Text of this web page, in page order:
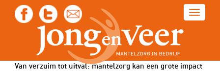
Toggle
Toolkit ‘Mantelzorg op
het werk’
Van verzuim tot uitval: mantelzorg kan een grote impact